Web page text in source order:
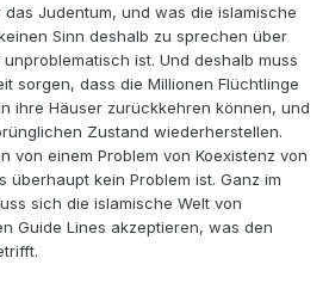
Judentum, und was die islamische
Sinn deshalb zu sprechen über
ist. Und deshalb muss
sorgen, dass die Millionen Flüchtlinge
ihre Häuser zurückkehren können, und
Zustand wiederherstellen.
von einem Problem von Koexistenz von
überhaupt kein Problem ist. Ganz im
sich die islamische Welt von
Guide Lines akzeptieren, was den